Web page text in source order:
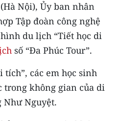
XÃ
Nội), Ủy ban nhân
Tập đoàn công nghệ
du lịch “Tiết học di
số “Đa Phúc Tour”.
tích”, các em học sinh
trong không gian của di
Như Nguyệt.